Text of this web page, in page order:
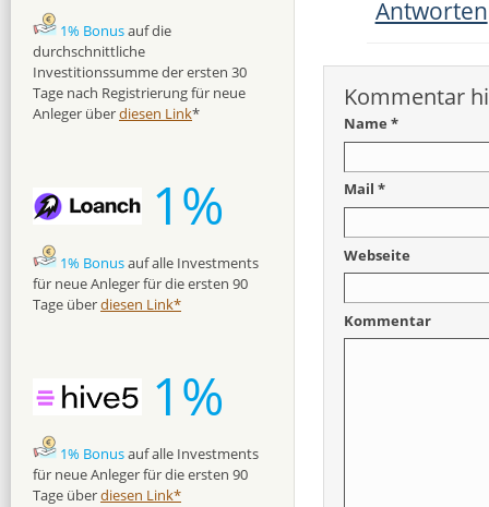
Antworten
Kommentar
Name *
Mail *
Webseite
Kommentar
1% Bonusauf die
durchschnittliche
Investitionssumme der ersten 30
Tage nach Registrierung für neue
Anleger überdiesen Link*
1%
1% Bonusauf alle Investments
für neue Anleger für die ersten 90
Tage überdiesen Link*
1%
1% Bonusauf alle Investments
für neue Anleger für die ersten 90
Tage überdiesen Link*